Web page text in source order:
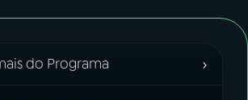
do Programa ›